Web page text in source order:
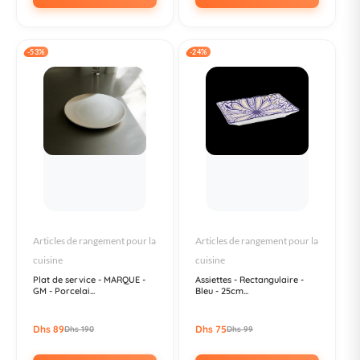
-53%
Articles de rangement pour la
cuisine
Plat de service - MARQUE -
GM - Porcelai...
Dhs 89Dhs 190
-24%
Articles de rangement pour la
cuisine
Assiettes - Rectangulaire -
Bleu - 25cm...
Dhs 75Dhs 99